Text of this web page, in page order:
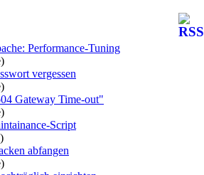
Performance-Tuning
vergessen
Gateway Time-out"
Script
abfangen